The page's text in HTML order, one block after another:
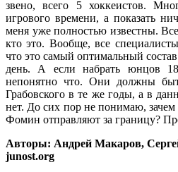
звено, всего 5 хоккеистов.
игрового времени, а показать
меня уже полностью известны.
кто это. Вообще, все
что это самый оптимальный
день. А если набрать юнцов
непонятно что. Они должны
Грабовского в те же годы, а в
нет. До сих пор не понимаю,
Фомин отправляют за границу?
Авторы: Андрей Макаров,
junost.org